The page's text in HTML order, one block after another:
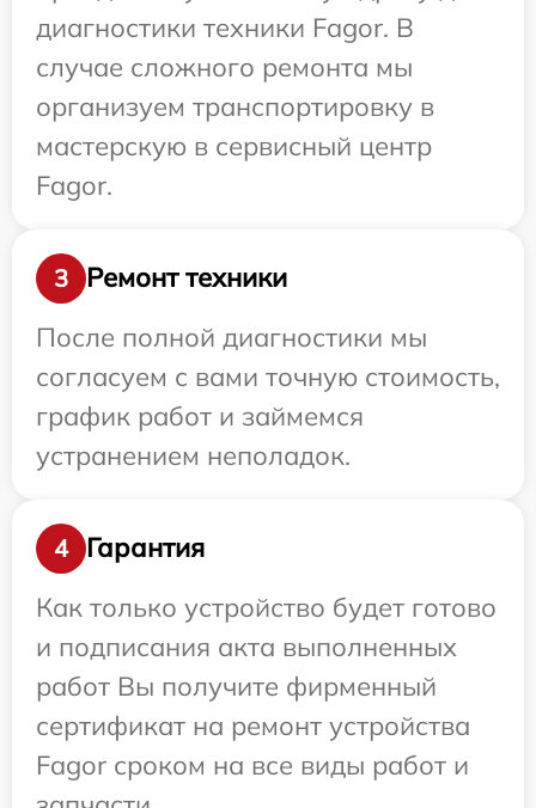
диагностики техники Fagor. В
случае сложного ремонта мы
организуем транспортировку в
мастерскую в сервисный центр
Fagor.
3
Ремонт техники
После полной диагностики мы
согласуем с вами точную стоимость,
график работ и займемся
устранением неполадок.
4
Гарантия
Как только устройство будет готово
и подписания акта выполненных
работ Вы получите фирменный
сертификат на ремонт устройства
Fagor сроком на все виды работ и